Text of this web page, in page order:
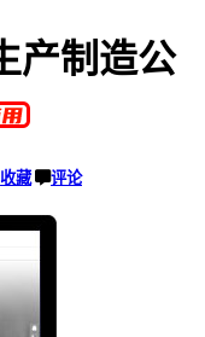
产制造公
收藏 评论